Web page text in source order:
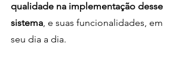
qualidade na implementação desse
sistema, e suas funcionalidades, em
seu dia a dia.